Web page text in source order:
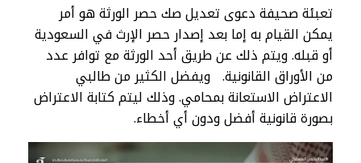
تعبئة صحيفة دعوى تعديل صك حصر الورثة هو أمر
يمكن القيام به إما بعد إصدار حصر الإرث في السعودية
أو قبله. ويتم ذلك عن طريق أحد الورثة مع توافر عدد
من الأوراق القانونية. ويفضل الكثير من طالبي
الاعتراض الاستعانة بمحامي. وذلك ليتم كتابة الاعتراض
بصورة قانونية أفضل ودون أي أخطاء.